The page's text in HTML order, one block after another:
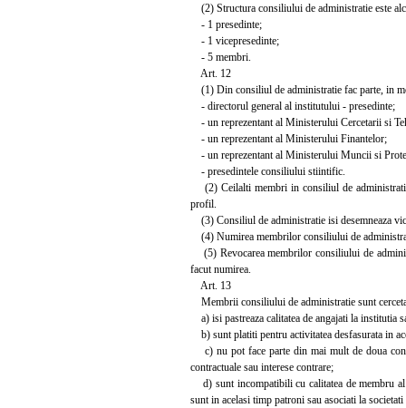
(2) Structura consiliului de administratie este
- 1 presedinte;
- 1 vicepresedinte;
- 5 membri.
Art. 12
(1) Din consiliul de administratie fac parte, in
- directorul general al institutului - presedinte;
- un reprezentant al Ministerului Cercetarii si
- un reprezentant al Ministerului Finantelor;
- un reprezentant al Ministerului Muncii si
- presedintele consiliului stiintific.
(2) Ceilalti membri in consiliul de
profil.
(3) Consiliul de administratie isi desemneaza
(4) Numirea membrilor consiliului de
(5) Revocarea membrilor consiliului de
facut numirea.
Art. 13
Membrii consiliului de administratie sunt
a) isi pastreaza calitatea de angajati la institutia
b) sunt platiti pentru activitatea desfasurata in
c) nu pot face parte din mai mult de doua
contractuale sau interese contrare;
d) sunt incompatibili cu calitatea de membru
sunt in acelasi timp patroni sau asociati la